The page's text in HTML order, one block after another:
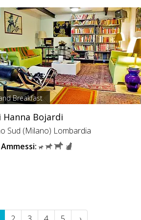
Breakfast
Hanna Bojardi
Sud (Milano) Lombardia